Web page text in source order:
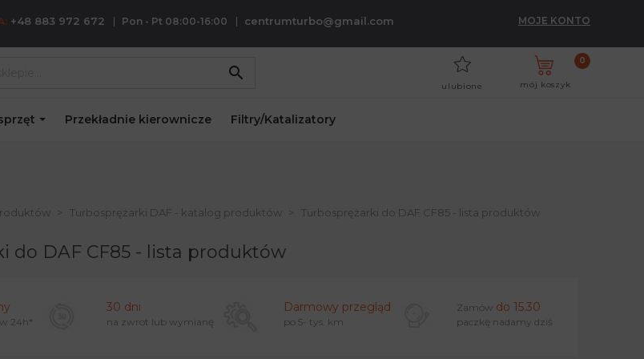
+48 883 972 672 Pon - Pt 08:00-16:00 centrumturbo@gmail.com MOJE KONTO
search
mój koszyk
0
ulubione
Przekładnie kierownicze Filtry/Katalizatory
Turbosprężarki DAF - katalog produktów Turbosprężarki do DAF CF85 - lista produktów
do DAF CF85 - lista produktów
24h*
30 dni
na zwrot lub wymianę
Darmowy przegląd
po 5- tys. km
Zamów do 15.30
paczkę nadamy dziś